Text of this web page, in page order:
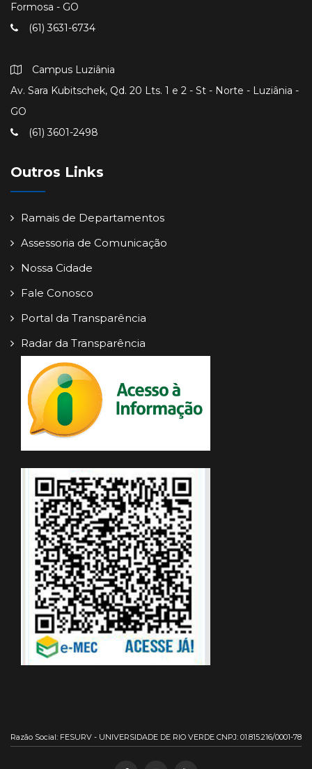
Formosa - GO
(61) 3631-6734
Campus Luziânia
Av. Sara Kubitschek, Qd. 20 Lts. 1 e 2 - St - Norte - Luziânia -
GO
(61) 3601-2498
Outros Links
Ramais de Departamentos
Assessoria de Comunicação
Nossa Cidade
Fale Conosco
Portal da Transparência
Radar da Transparência
Razão Social: FESURV - UNIVERSIDADE DE RIO VERDE CNPJ: 01.815.216/0001-78